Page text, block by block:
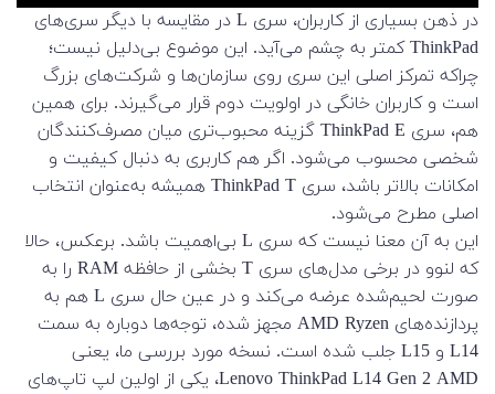
در ذهن بسیاری از کاربران، سری L در مقایسه با دیگر سری‌های
ThinkPad کمتر به چشم می‌آید. این موضوع بی‌دلیل نیست؛
چراکه تمرکز اصلی این سری روی سازمان‌ها و شرکت‌های بزرگ
است و کاربران خانگی در اولویت دوم قرار می‌گیرند. برای همین
هم، سری ThinkPad E گزینه محبوب‌تری میان مصرف‌کنندگان
شخصی محسوب می‌شود. اگر هم کاربری به دنبال کیفیت و
امکانات بالاتر باشد، سری ThinkPad T همیشه به‌عنوان انتخاب
اصلی مطرح می‌شود.
این به آن معنا نیست که سری L بی‌اهمیت باشد. برعکس، حالا
که لنوو در برخی مدل‌های سری T بخشی از حافظه RAM را به
صورت لحیم‌شده عرضه می‌کند و در عین حال سری L هم به
پردازنده‌های AMD Ryzen مجهز شده، توجه‌ها دوباره به سمت
L14 و L15 جلب شده است. نسخه مورد بررسی ما، یعنی
Lenovo ThinkPad L14 Gen 2 AMD، یکی از اولین لپ تاپ‌های